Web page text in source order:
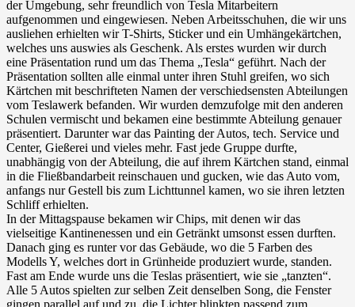
der Umgebung, sehr freundlich von Tesla Mitarbeitern
aufgenommen und eingewiesen. Neben Arbeitsschuhen, die wir uns
ausliehen erhielten wir T-Shirts, Sticker und ein Umhängekärtchen,
welches uns auswies als Geschenk. Als erstes wurden wir durch
eine Präsentation rund um das Thema „Tesla“ geführt. Nach der
Präsentation sollten alle einmal unter ihren Stuhl greifen, wo sich
Kärtchen mit beschrifteten Namen der verschiedsensten Abteilungen
vom Teslawerk befanden. Wir wurden demzufolge mit den anderen
Schulen vermischt und bekamen eine bestimmte Abteilung genauer
präsentiert. Darunter war das Painting der Autos, tech. Service und
Center, Gießerei und vieles mehr. Fast jede Gruppe durfte,
unabhängig von der Abteilung, die auf ihrem Kärtchen stand, einmal
in die Fließbandarbeit reinschauen und gucken, wie das Auto vom,
anfangs nur Gestell bis zum Lichttunnel kamen, wo sie ihren letzten
Schliff erhielten.
In der Mittagspause bekamen wir Chips, mit denen wir das
vielseitige Kantinenessen und ein Getränkt umsonst essen durften.
Danach ging es runter vor das Gebäude, wo die 5 Farben des
Modells Y, welches dort in Grünheide produziert wurde, standen.
Fast am Ende wurde uns die Teslas präsentiert, wie sie „tanzten“.
Alle 5 Autos spielten zur selben Zeit denselben Song, die Fenster
gingen parallel auf und zu, die Lichter blinkten passend zum